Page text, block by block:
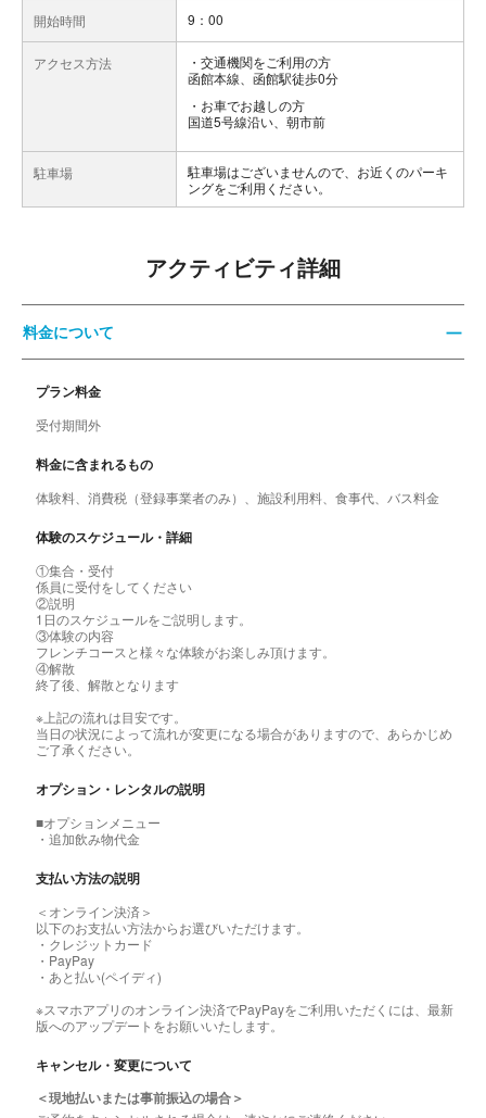
開始時間 9：00
アクセス方法
交通機関をご利用の方
函館本線、函館駅徒歩0分
お車でお越しの方
国道5号線沿い、朝市前
駐車場
駐車場はございませんので、お近くのパーキ
ングをご利用ください。
アクティビティ詳細
料金について
プラン料金
受付期間外
料金に含まれるもの
体験料、消費税（登録事業者のみ）、施設利用料、食事代、バス料金
体験のスケジュール・詳細
①集合・受付
係員に受付をしてください
②説明
1日のスケジュールをご説明します。
③体験の内容
フレンチコースと様々な体験がお楽しみ頂けます。
④解散
終了後、解散となります
※上記の流れは目安です。
当日の状況によって流れが変更になる場合がありますので、あらかじめ
ご了承ください。
オプション・レンタルの説明
■オプションメニュー
・追加飲み物代金
支払い方法の説明
＜オンライン決済＞
以下のお支払い方法からお選びいただけます。
・クレジットカード
・PayPay
・あと払い(ペイディ)
※スマホアプリのオンライン決済でPayPayをご利用いただくには、最新
版へのアップデートをお願いいたします。
キャンセル・変更について
＜現地払いまたは事前振込の場合＞